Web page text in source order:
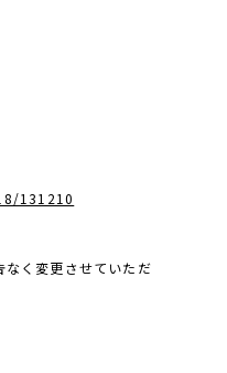
131210
く変更させていただ